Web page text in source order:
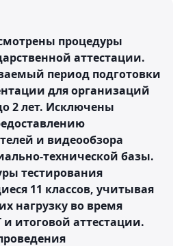
процедуры
аттестации.
период подготовки
для организаций
2 лет. Исключены
и видеообзора
технической базы.
тестирования
11 классов, учитывая
нагрузку во время
итоговой аттестации.